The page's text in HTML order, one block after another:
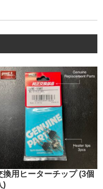
圧着して止める事が出
巻)/ 全29色
)/ 全29色
巻)/ 全29色
換用ヒーターチップ (3個
)